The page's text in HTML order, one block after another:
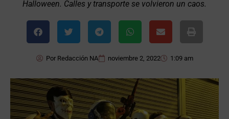
Halloween. Calles y transporte se volvieron un caos.
PorRedacción NA noviembre 2, 2022 1:09 am